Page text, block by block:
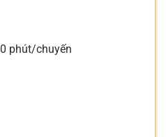
phút/chuyến